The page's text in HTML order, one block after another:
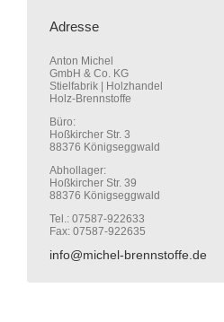
Adresse
Anton Michel
GmbH & Co. KG
Stielfabrik | Holzhandel
Holz-Brennstoffe
Büro:
Hoßkircher Str. 3
88376 Königseggwald
Abhollager:
Hoßkircher Str. 39
88376 Königseggwald
Tel.: 07587-922633
Fax: 07587-922635
info@michel-brennstoffe.de